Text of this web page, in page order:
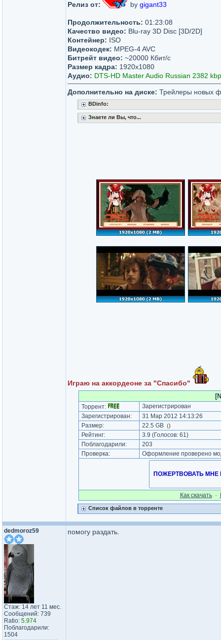
Релиз от: by gigant33
Продолжительность: 01:23:08
Качество видео: Blu-ray 3D Disc [3D/2D]
Контейнер: ISO
Видеокодек: MPEG-4 AVC
Битрейт видео: ~20000 Кбит/с
Размер кадра: 1920х1080
Аудио: DTS-HD Master Audio Russian 2382
Дополнительно на диске: Трейлеры новых
BDinfo:
Знаете ли Вы, что...
Играю на аккордеоне за "Спасибо"
Торрент:
Зарегистрирован
Зарегистрирован:
31 Мар 2012 14:13:26
Размер:
22.5 GB ()
Рейтинг: 3.9 (Голосов: 61)
Поблагодарили:
203
Проверка:
Оформление проверено
ПОЖЕРТВОВАТЬ МНЕ
Как cкачать·
Список файлов в торренте
dedmoroz59
Стаж: 14 лет 11 мес.
Сообщений: 739
Ratio: 5.974
Поблагодарили:
1504
помогу раздать.